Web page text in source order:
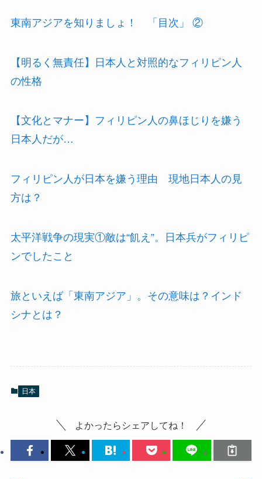
東南アジアを知りましょ！ 「目次」 ②
【明るく無責任】日本人と対照的なフィリピン人
の性格
【文化とマナー】フィリピン人の鼻ほじりを嫌う
日本人だが…
フィリピン人が日本を嫌う理由 現地日本人の見
方は？
太平洋戦争の現実①敵は“飢え”。日本兵がフィリピ
ンでしたこと
旅といえば「東南アジア」。その意味は？インド
シナとは？
日本
よかったらシェアしてね！